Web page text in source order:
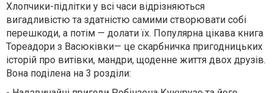
Хлопчики-підлітки у всі часи відрізняються
вигадливістю та здатністю самими створювати собі
перешкоди, а потім — долати їх. Популярна цікава книга
Тореадори з Васюківки— це скарбничка пригодницьких
історій про витівки, мандри, щоденне життя двох друзів.
Вона поділена на 3 розділи: